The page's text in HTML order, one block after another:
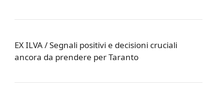
EX ILVA / Segnali positivi e decisioni cruciali
ancora da prendere per Taranto